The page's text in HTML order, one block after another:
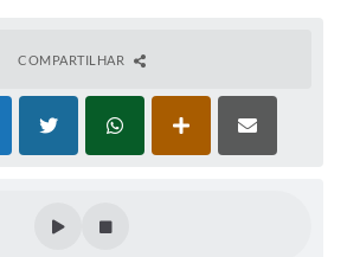
COMPARTILHAR